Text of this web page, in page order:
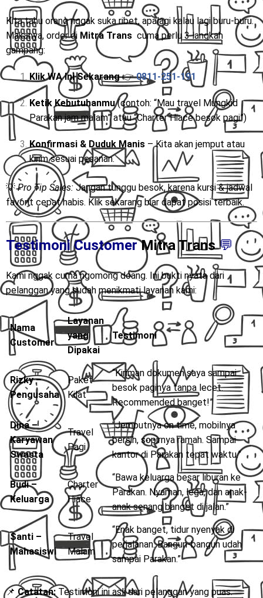
Kita tahu orang nggak suka ribet, apalagi kalau lagi buru-buru.
Makanya, order di Mitra Trans cuma perlu 3 langkah
gampang:
Klik WA Ini Sekarang👉0811-251-191
Ketik Kebutuhanmu(contoh: “Mau travel Mungkid
Parakan jam malam” atau “Charter Hiace besok pagi”)
Konfirmasi & Duduk Manis – Kita akan jemput atau
kirim sesuai pesanan.
💡Pro Tip Sales:Jangan tunggu besok, karena kursi & jadwal
favorit cepat habis. Klik sekarang biar dapat posisi terbaik.
Testimoni CustomerMitra Trans💬
Kami nggak cuma ngomong doang. Ini bukti nyata dari
pelanggan yang sudah menikmati layanan kami:
Nama
Customer
Layanan
yang
Dipakai
Testimoni
Rizky –
Pengusaha
Paket
Kilat
“Kiriman dokumen saya sampai
besok paginya tanpa lecet.
Recommended banget!”
Dina –
Karyawan
Swasta
Travel
Pagi
“Jemputnya on time, mobilnya
bersih, sopirnya ramah. Sampai
kantor di Parakan tepat waktu.”
Budi –
Keluarga
Charter
Hiace
“Bawa keluarga besar liburan ke
Parakan. Nyaman, lega, dan anak-
anak senang banget di jalan.”
Santi –
Mahasiswi
Travel
Malam
“Enak banget, tidur nyenyak di
perjalanan. Bangun-bangun udah
sampai Parakan.”
📌 Catatan: Testimoni ini asli dari pelanggan yang puas.